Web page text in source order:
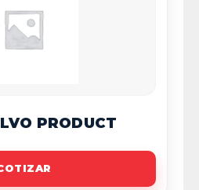
PRODUCT